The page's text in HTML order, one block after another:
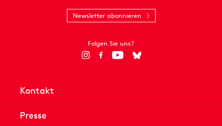
Newsletter abonnieren
Folgen Sie uns?
Kontakt
Presse